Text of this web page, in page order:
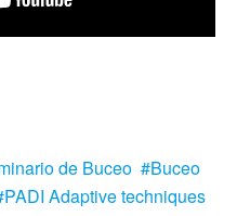
de Buceo
Buceo
PADI Adaptive techniques